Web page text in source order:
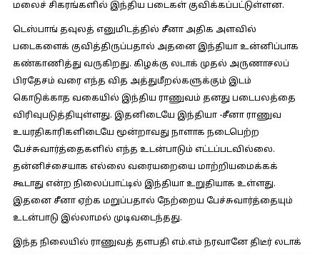
மலைச் சிகரங்களில் இந்திய படைகள் குவிக்கப்பட்டுள்ளன.
டெஸ்பாங் தவுலத் எனுமிடத்தில் சீனா அதிக அளவில்
படைகளைக் குவித்திருப்பதால் அதனை இந்தியா உன்னிப்பாக
கண்காணித்து வருகிறது. கிழக்கு லடாக் முதல் அருணாசலப்
பிரதேசம் வரை எந்த வித அத்துமீறல்களுக்கும் இடம்
கொடுக்காத வகையில் இந்திய ராணுவம் தனது படைபலத்தை
விரிவுபடுத்தியுள்ளது. இதனிடையே இந்தியா -சீனா ராணுவ
உயரதிகாரிகளிடையே மூன்றாவது நாளாக நடைபெற்ற
பேச்சுவார்த்தைகளில் எந்த உடன்பாடும் எட்டப்படவில்லை.
தன்னிச்சையாக எல்லை வரையறையை மாற்றியமைக்கக்
கூடாது என்ற நிலைப்பாட்டில் இந்தியா உறுதியாக உள்ளது.
இதனை சீனா ஏற்க மறுப்பதால் நேற்றைய பேச்சுவார்த்தையும்
உடன்பாடு இல்லாமல் முடிவடைந்தது.
இந்த நிலையில் ராணுவத் தளபதி எம்.எம் நரவானே திடீர் லடாக்